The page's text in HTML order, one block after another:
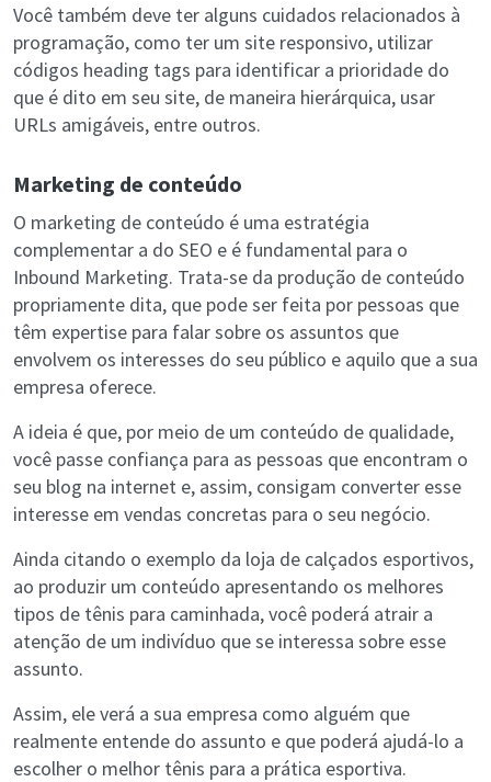
Você também deve ter alguns cuidados relacionados à
programação, como ter um site responsivo, utilizar
códigos heading tags para identificar a prioridade do
que é dito em seu site, de maneira hierárquica, usar
URLs amigáveis, entre outros.
Marketing de conteúdo
O marketing de conteúdo é uma estratégia
complementar a do SEO e é fundamental para o
Inbound Marketing. Trata-se da produção de conteúdo
propriamente dita, que pode ser feita por pessoas que
têm expertise para falar sobre os assuntos que
envolvem os interesses do seu público e aquilo que a sua
empresa oferece.
A ideia é que, por meio de um conteúdo de qualidade,
você passe confiança para as pessoas que encontram o
seu blog na internet e, assim, consigam converter esse
interesse em vendas concretas para o seu negócio.
Ainda citando o exemplo da loja de calçados esportivos,
ao produzir um conteúdo apresentando os melhores
tipos de tênis para caminhada, você poderá atrair a
atenção de um indivíduo que se interessa sobre esse
assunto.
Assim, ele verá a sua empresa como alguém que
realmente entende do assunto e que poderá ajudá-lo a
escolher o melhor tênis para a prática esportiva.